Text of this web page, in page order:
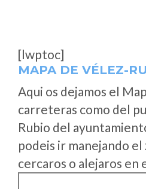
[lwptoc]
MAPA DE VÉLEZ-
Aqui os dejamos el
carreteras como del
Rubio del
podeis ir manejando el
cercaros o alejaros en